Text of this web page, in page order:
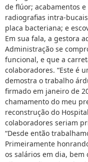
de flúor; acabamentos
radiografias intra-
placa bacteriana; e
Em sua fala, a gestora
Administração se
funcional, e que a
colaboradores. “Este é
demostra o trabalho
firmado em janeiro de
chamamento do meu
reconstrução do
colaboradores seriam
“Desde então
Primeiramente
os salários em dia, bem